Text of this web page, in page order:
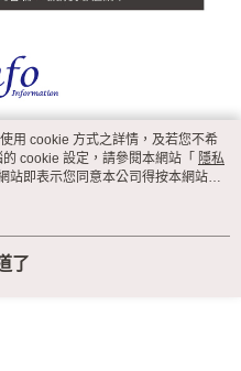
用 cookie 方式之詳情，及若您不希
cookie 設定，請參閱本網站「 隱私
站即表示您同意本公司得按本網站使
了